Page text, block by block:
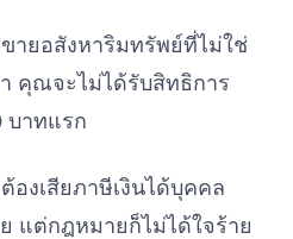
ายอสังหาริมทรัพย์ที่ไม่ใช่
คุณจะไม่ได้รับสิทธิการ
บาทแรก
งเสียภาษีเงินได้บุคคล
แต่กฎหมายก็ไม่ได้ใจร้าย